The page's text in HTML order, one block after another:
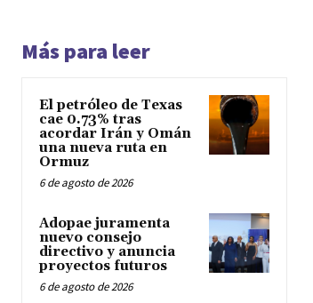
Más para leer
El petróleo de Texas
cae 0.73% tras
acordar Irán y Omán
una nueva ruta en
Ormuz
6 de agosto de 2026
Adopae juramenta
nuevo consejo
directivo y anuncia
proyectos futuros
6 de agosto de 2026